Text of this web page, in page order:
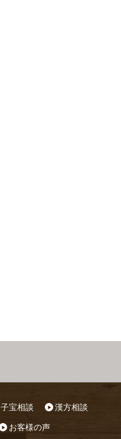
子宝相談 漢方相談
お客様の声